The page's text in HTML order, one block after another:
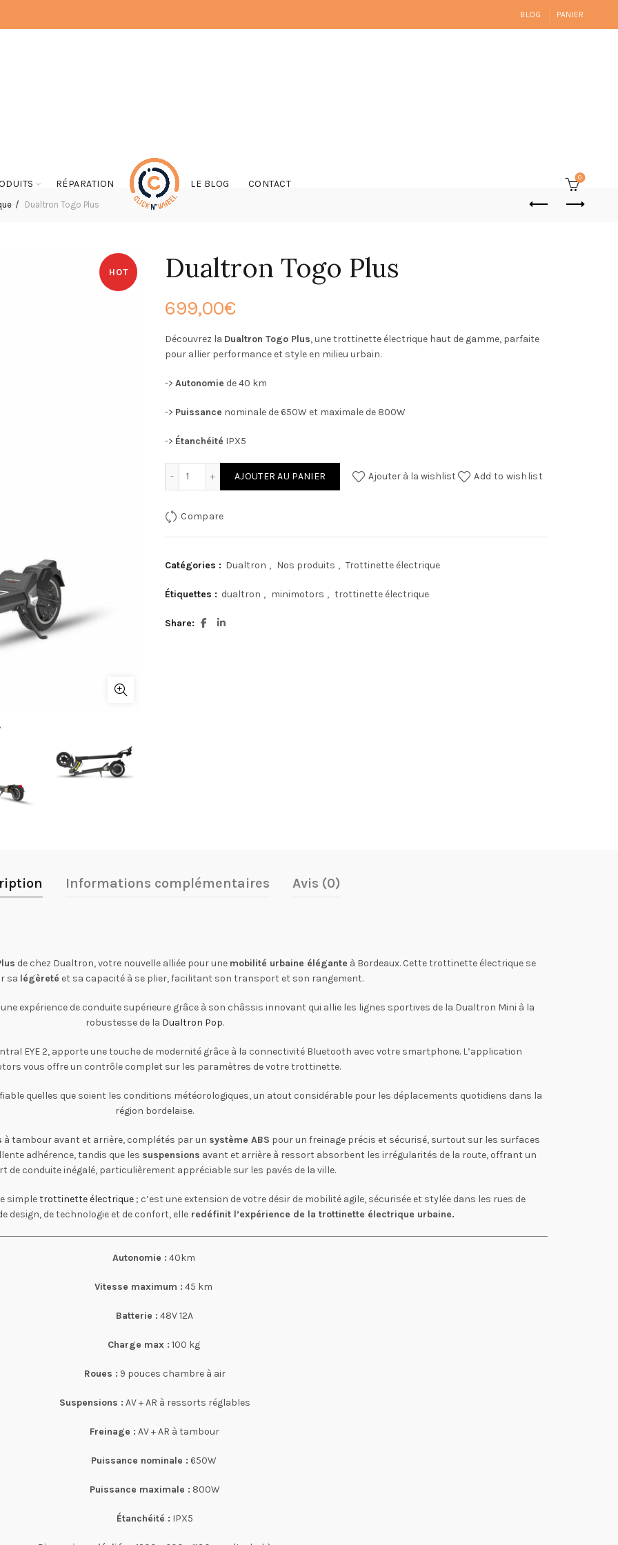
BLOG PANIER
RÉPARATION LE BLOG CONTACT
0
Dualtron Togo Plus
HOT Dualtron Togo Plus
699,00€
Découvrez la Dualtron Togo Plus, une trottinette électrique haut de gamme, parfaite
pour allier performance et style en milieu urbain.
-> Autonomie de 40 km
-> Puissance nominale de 650W et maximale de 800W
-> Étanchéité IPX5
AJOUTER AU PANIER Ajouter à la wishlist Add to wishlist
Compare
Catégories : Dualtron , Nos produits , Trottinette électrique
Étiquettes : dualtron , minimotors , trottinette électrique
Share
Informations complémentaires Avis (0)
de chez Dualtron, votre nouvelle alliée pour une mobilité urbaine élégante à Bordeaux. Cette trottinette électrique se
sa légèreté et sa capacité à se plier, facilitant son transport et son rangement.
expérience de conduite supérieure grâce à son châssis innovant qui allie les lignes sportives de la Dualtron Mini à la
robustesse de la Dualtron Pop.
EYE 2, apporte une touche de modernité grâce à la connectivité Bluetooth avec votre smartphone. L’application
vous offre un contrôle complet sur les paramètres de votre trottinette.
quelles que soient les conditions météorologiques, un atout considérable pour les déplacements quotidiens dans la
région bordelaise.
à tambour avant et arrière, complétés par un système ABS pour un freinage précis et sécurisé, surtout sur les surfaces
adhérence, tandis que les suspensions avant et arrière à ressort absorbent les irrégularités de la route, offrant un
de conduite inégalé, particulièrement appréciable sur les pavés de la ville.
simpletrottinette électrique ; c’est une extension de votre désir de mobilité agile, sécurisée et stylée dans les rues de
design, de technologie et de confort, elle redéfinit l’expérience de la trottinette électrique urbaine.
Autonomie : 40km
Vitesse maximum : 45 km
Batterie : 48V 12A
Charge max : 100 kg
Roues : 9 pouces chambre à air
Suspensions : AV + AR à ressorts réglables
Freinage : AV + AR à tambour
Puissance nominale : 650W
Puissance maximale : 800W
Étanchéité : IPX5